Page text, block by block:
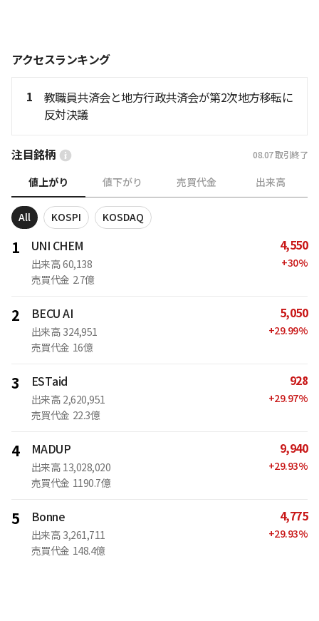
アクセスランキング
1
教職員共済会と地方行政共済会が第2次地方移転に
反対決議
注目銘柄 08.07取引終了
値上がり 値下がり 売買代金 出来高
All KOSPI KOSDAQ
1 UNI CHEM
出来高 60,138
売買代金 2.7億
4,550
+30%
2 BECU AI
出来高 324,951
売買代金 16億
5,050
+29.99%
3 ESTaid
出来高 2,620,951
売買代金 22.3億
928
+29.97%
4 MADUP
出来高 13,028,020
売買代金 1190.7億
9,940
+29.93%
5 Bonne
出来高 3,261,711
売買代金 148.4億
4,775
+29.93%